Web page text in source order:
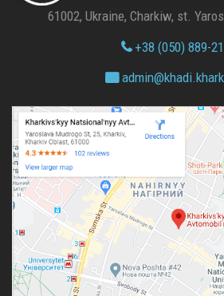
61002, Ukraine, Charkiw, st.
+38 (050) 889-
admin@